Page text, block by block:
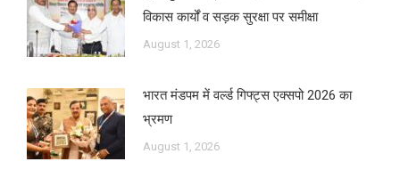
विकास कार्यों व सड़क सुरक्षा पर समीक्षा
August 1, 2026
भारत मंडपम में वर्ल्ड गिफ्ट्स एक्सपो 2026 का
भ्रमण
August 1, 2026